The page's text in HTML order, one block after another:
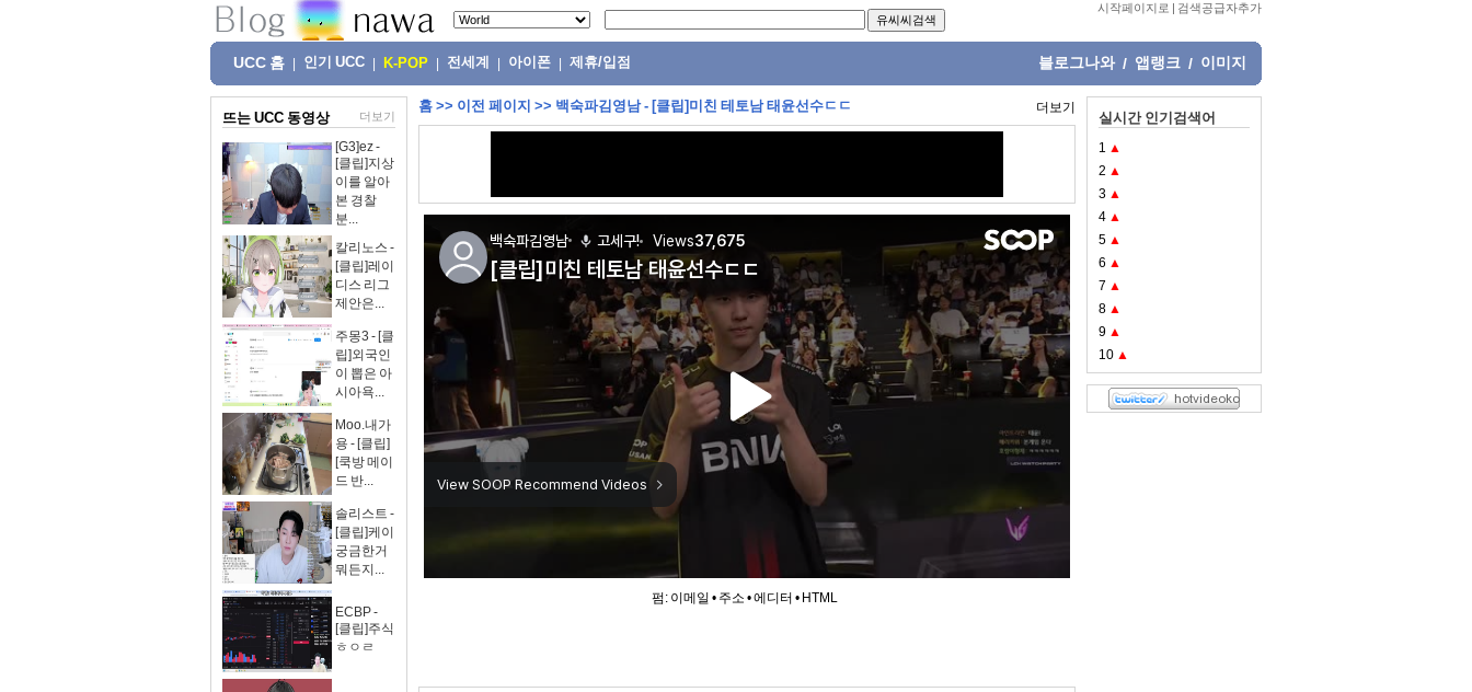
시작페이지로 | 검색공급자추가
UCC 홈 인기 UCC K-POP 전세계 아이폰 제휴/입점 블로그나와 / 앱랭크 / 이미지
뜨는 UCC 동영상 더보기
[G3]ez -
[클립]지상
이를 알아
본 경찰
분...
칼리노스 -
[클립]레이
디스 리그
제안은...
주몽3 - [클
립]외국인
이 뽑은 아
시아욕...
Moo.내가
용 - [클립]
[쿡방 메이
드 반...
솔리스트 -
[클립]케이
궁금한거
뭐든지...
ECBP -
[클립]주식
ㅎㅇㄹ
홈 >> 이전 페이지 >> 백숙파김영남 - [클립]미친 테토남 태윤선수ㄷㄷ 더보기
펌: 이메일 • 주소 •에디터 • HTML
실시간 인기검색어
1 ▲
2 ▲
3 ▲
4 ▲
5 ▲
6 ▲
7 ▲
8 ▲
9 ▲
10 ▲